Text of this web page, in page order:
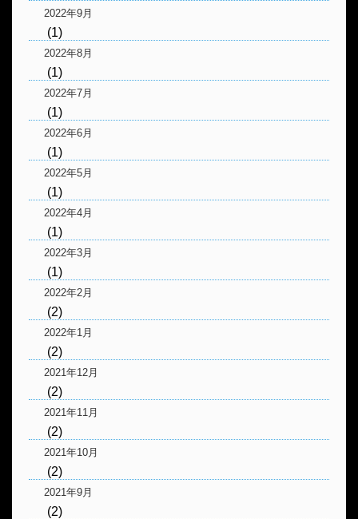
2022年9月
(1)
2022年8月
(1)
2022年7月
(1)
2022年6月
(1)
2022年5月
(1)
2022年4月
(1)
2022年3月
(1)
2022年2月
(2)
2022年1月
(2)
2021年12月
(2)
2021年11月
(2)
2021年10月
(2)
2021年9月
(2)